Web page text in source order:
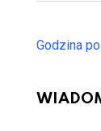
Godzina